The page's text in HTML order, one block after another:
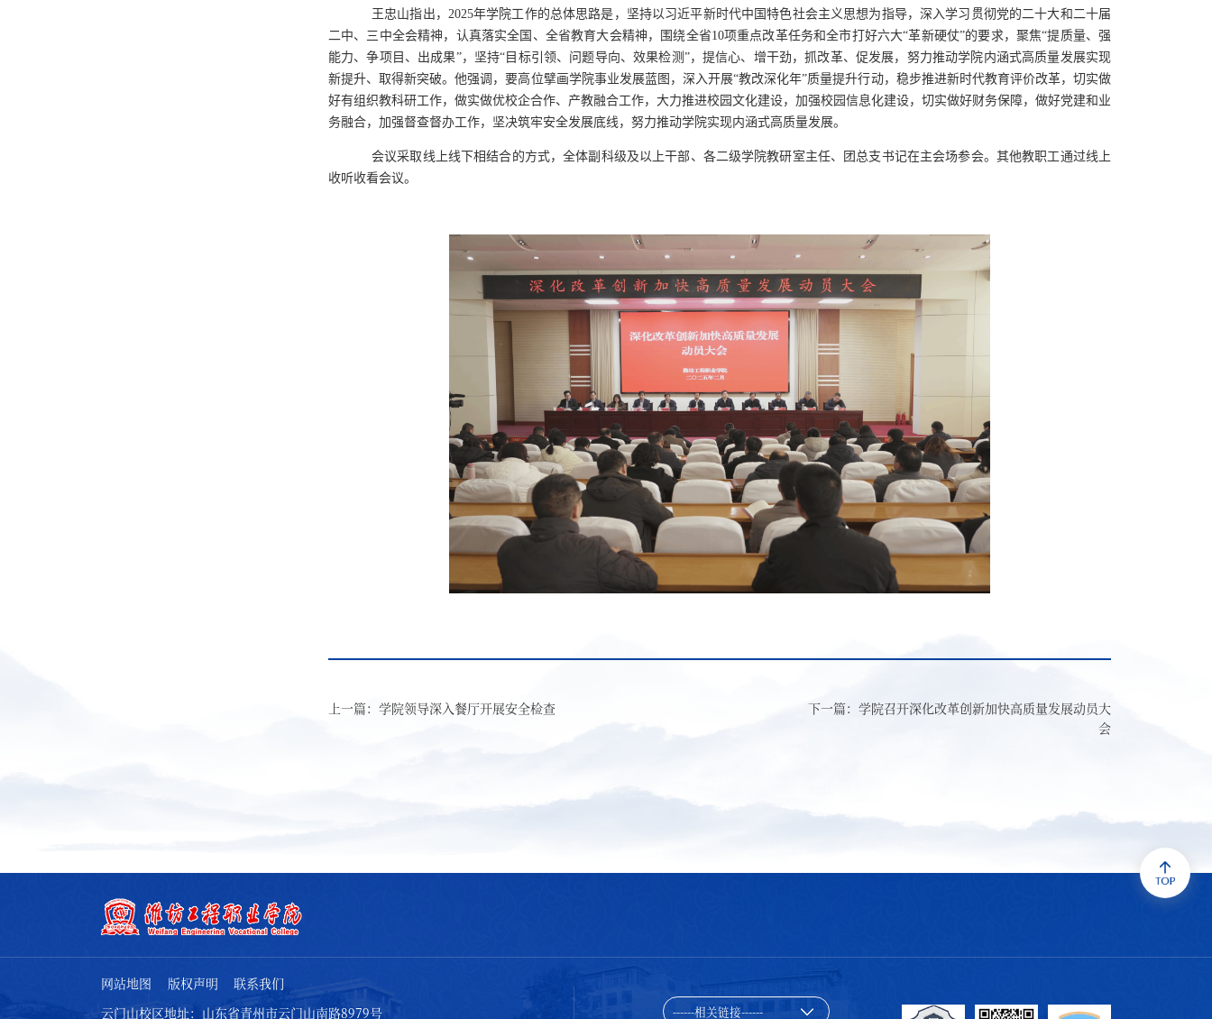
王忠山指出， 2025年学院工作的总体思路是，坚持以习近平新时代中国特色社会主义思想为指导，深入学习贯彻党的二十大和二十届
二中、三中全会精神，认真落实全国、全省教育大会精神，围绕全省10项重点改革任务和全市打好六大“革新硬仗”的要求，聚焦“提质量、强
能力、争项目、出成果”，坚持“目标引领、问题导向、效果检测”，提信心、增干劲，抓改革、促发展，努力推动学院内涵式高质量发展实现
新提升、取得新突破。他强调，要高位擘画学院事业发展蓝图 ， 深入开展“教改深化年”质量提升行动，稳步推进新时代教育评价改革 ，切实做
好有组织教科研工作，做实做优校企合作、产教融合工作，大力推进校园文化建设，加强校园信息化建设，切实做好财务保障，做好党建和业
务融合，加强督查督办工作，坚决筑牢安全发展底线，努力推动学院实现内涵式高质量发展。
会议采取线上线下相结合的方式，全体副科级及以上干部、各二级学院教研室主任、团总支书记在主会场参会。其他教职工通过线上
收听收看会议。
上一篇：学院领导深入餐厅开展安全检查
下一篇：学院召开深化改革创新加快高质量发展动员大
会
网站地图 版权声明
联系我们
云门山校区地址：山东省青州市云门山南路8979号
------相关链接------